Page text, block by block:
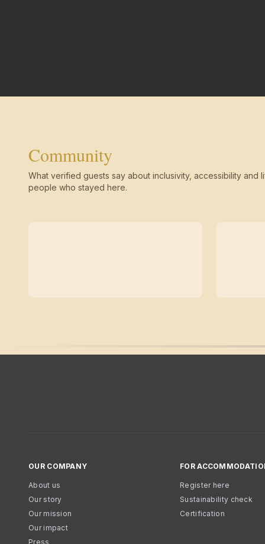
Community
What verified guests say about inclusivity, accessibility and
people who stayed here.
OUR COMPANY
About us
Our story
Our mission
Our impact
Press
FOR
Register here
Sustainability check
Certification